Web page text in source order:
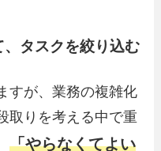
、タスクを絞り込む
すが、業務の複雑化
取りを考える中で重
「やらなくてよい